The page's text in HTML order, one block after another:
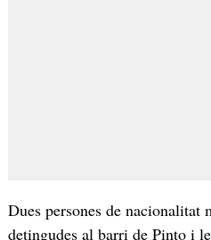
Dues persones de nacionalitat
detingudes al barri de Pinto i